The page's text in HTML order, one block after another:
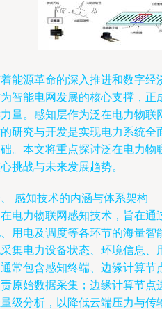
能源革命的深入推进和数字经
智能电网发展的核心支撑，正
量。感知层作为泛在电力物联
研究与开发是实现电力系统全
。本文将重点探讨泛在电力物
挑战与未来发展趋势。
感知技术的内涵与体系架构
电力物联网感知技术，旨在通
用电及调度等各环节的海量智
集电力设备状态、环境信息、
常包含感知终端、边缘计算节
原始数据采集；边缘计算节点
级分析，以降低云端压力与传